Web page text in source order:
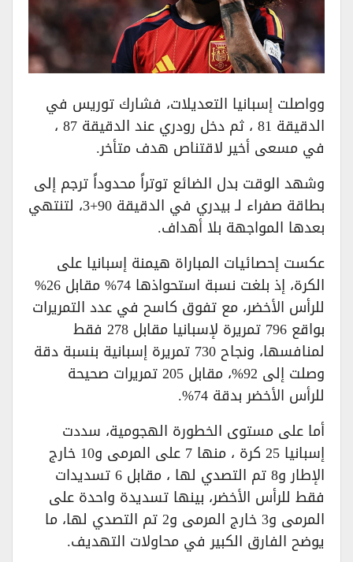
وواصلت إسبانيا التعديلات، فشارك توريس في
الدقيقة 81 ، ثم دخل رودري عند الدقيقة 87 ،
في مسعى أخير لاقتناص هدف متأخر.
وشهد الوقت بدل الضائع توتراً محدوداً ترجم إلى
بطاقة صفراء لـ بيدري في الدقيقة 90+3، لتنتهي
بعدها المواجهة بلا أهداف.
عكست إحصائيات المباراة هيمنة إسبانيا على
الكرة، إذ بلغت نسبة استحواذها 74% مقابل 26%
للرأس الأخضر، مع تفوق كاسح في عدد التمريرات
بواقع 796 تمريرة لإسبانيا مقابل 278 فقط
لمنافسها، ونجاح 730 تمريرة إسبانية بنسبة دقة
وصلت إلى 92%، مقابل 205 تمريرات صحيحة
للرأس الأخضر بدقة 74%.
أما على مستوى الخطورة الهجومية، سددت
إسبانيا 25 كرة ، منها 7 على المرمى و10 خارج
الإطار و8 تم التصدي لها ، مقابل 6 تسديدات
فقط للرأس الأخضر، بينها تسديدة واحدة على
المرمى و3 خارج المرمى و2 تم التصدي لها، ما
يوضح الفارق الكبير في محاولات التهديف.